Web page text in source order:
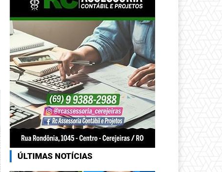
ÚLTIMAS NOTÍCIAS